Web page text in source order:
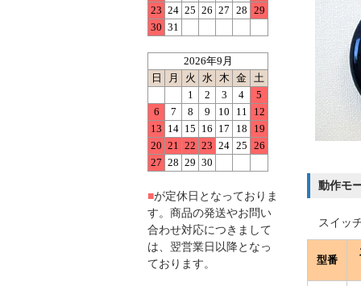
動作モ
スイッ
型番
23 24 25 26 27 28 29
30 31
2026年9月
日
月 火 水 木 金 土
1
2 3 4
5
6
7 8 9 10 11
12
13 14 15 16 17 18
19
20 21 22 23 24 25 26
27 28 29 30
■が定休日となっておりま
す。商品の発送やお問い
合わせ対応につきまして
は、翌営業日以降となっ
ております。